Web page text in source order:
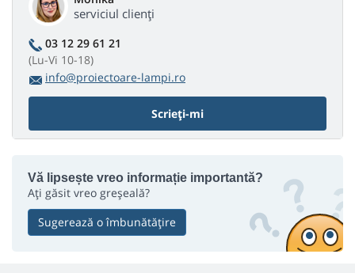
serviciul clienți
03 12 29 61 21
(Lu-Vi 10-18)
info@proiectoare-lampi.ro
Scrieți-mi
Vă lipsește vreo informație importantă?
Ați găsit vreo greșeală?
Sugerează o îmbunătățire